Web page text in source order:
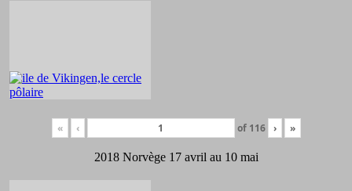
« ‹ of 116 › »
2018 Norvège 17 avril au 10 mai